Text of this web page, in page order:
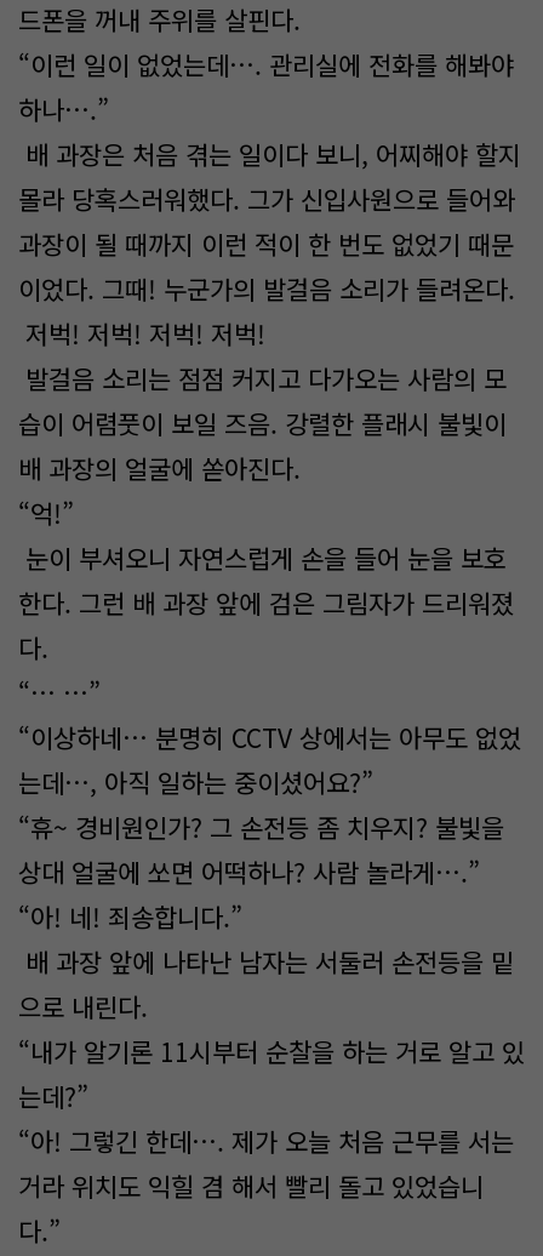
드폰을 꺼내 주위를 살핀다.
“이런 일이 없었는데…. 관리실에 전화를 해봐야
하나….”
배 과장은 처음 겪는 일이다 보니, 어찌해야 할지
몰라 당혹스러워했다. 그가 신입사원으로 들어와
과장이 될 때까지 이런 적이 한 번도 없었기 때문
이었다. 그때! 누군가의 발걸음 소리가 들려온다.
저벅! 저벅! 저벅! 저벅!
발걸음 소리는 점점 커지고 다가오는 사람의 모
습이 어렴풋이 보일 즈음. 강렬한 플래시 불빛이
배 과장의 얼굴에 쏟아진다.
“억!”
눈이 부셔오니 자연스럽게 손을 들어 눈을 보호
한다. 그런 배 과장 앞에 검은 그림자가 드리워졌
다.
“… …”
“이상하네… 분명히 CCTV 상에서는 아무도 없었
는데…, 아직 일하는 중이셨어요?”
“휴~ 경비원인가? 그 손전등 좀 치우지? 불빛을
상대 얼굴에 쏘면 어떡하나? 사람 놀라게….”
“아! 네! 죄송합니다.”
배 과장 앞에 나타난 남자는 서둘러 손전등을 밑
으로 내린다.
“내가 알기론 11시부터 순찰을 하는 거로 알고 있
는데?”
“아! 그렇긴 한데…. 제가 오늘 처음 근무를 서는
거라 위치도 익힐 겸 해서 빨리 돌고 있었습니
다.”